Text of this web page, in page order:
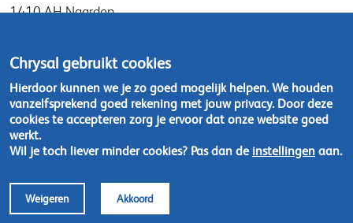
1410 AH Naarden
1411 DD Naarden
Nederland
Tel: +31 (0)35 - 695 58 88
Neem contact op
Footer © Chrysal 2024
Chrysal gebruikt cookies
Hierdoor kunnen we je zo goed mogelijk helpen. We houden
vanzelfsprekend goed rekening met jouw privacy. Door deze
cookies te accepteren zorg je ervoor dat onze website goed
werkt.
Wil je toch liever minder cookies? Pas dan de instellingen aan.
Weigeren Akkoord